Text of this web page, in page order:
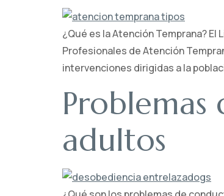
¿Qué es la Atención Temprana?
Profesionales de Atención
intervenciones dirigidas a la
Problemas
adultos